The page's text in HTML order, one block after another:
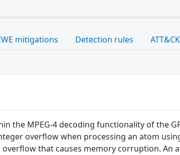
mitigations Detection rules ATT&CK
the MPEG-4 decoding functionality of the
overflow when processing an atom
that causes memory corruption. An